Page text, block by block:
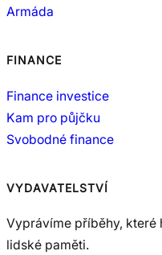
Armáda
FINANCE
Finance investice
Kam pro půjčku
Svobodné finance
VYDAVATELSTVÍ
Vyprávíme příběhy, které
lidské paměti.